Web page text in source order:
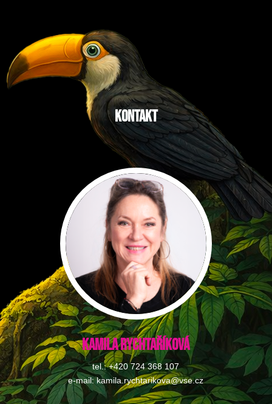
Kontakt
Kamila Rychtaříková
tel.: +420 724 368 107
e-mail: kamila.rychtarikova@vse.cz